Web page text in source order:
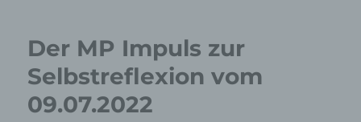
Der MP Impuls zur
Selbstreflexion vom
09.07.2022